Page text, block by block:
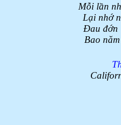
Mỗi lần
Lại nhớ
Đau đớn
Bao